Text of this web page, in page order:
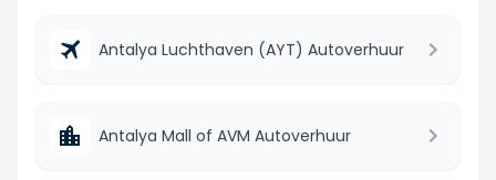
Antalya Luchthaven (AYT) Autoverhuur
Antalya Mall of AVM Autoverhuur